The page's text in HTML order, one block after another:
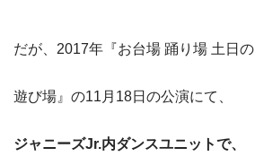
だが、2017年『お台場 踊り場 土日の
遊び場』の11月18日の公演にて、
ジャニーズJr.内ダンスユニットで、